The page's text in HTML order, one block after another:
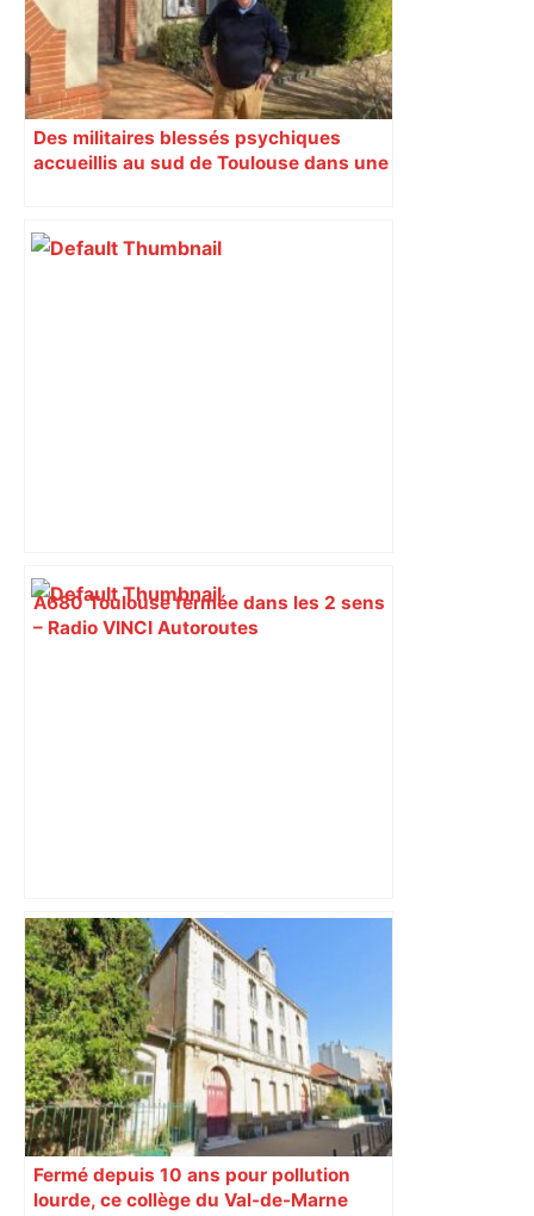
Des militaires blessés psychiques
accueillis au sud de Toulouse dans une
A680 Toulouse fermée dans les 2 sens
– Radio VINCI Autoroutes
Capilla en bleu ciel pour combien de
temps encore ? Toulouse et l'UBB aux
aguets – Rugbynistere
Fermé depuis 10 ans pour pollution
lourde, ce collège du Val-de-Marne